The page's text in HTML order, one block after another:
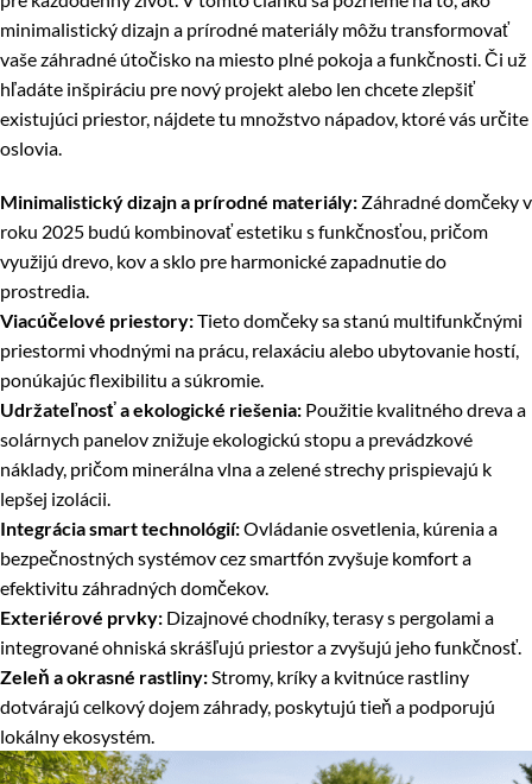
minimalistický dizajn a prírodné materiály môžu transformovať
vaše záhradné útočisko na miesto plné pokoja a funkčnosti. Či už
hľadáte inšpiráciu pre nový projekt alebo len chcete zlepšiť
existujúci priestor, nájdete tu množstvo nápadov, ktoré vás určite
oslovia.
Minimalistický dizajn a prírodné materiály: Záhradné domčeky v
roku 2025 budú kombinovať estetiku s funkčnosťou, pričom
využijú drevo, kov a sklo pre harmonické zapadnutie do
prostredia.
Viacúčelové priestory:Tieto domčeky sa stanú multifunkčnými
priestormi vhodnými na prácu, relaxáciu alebo ubytovanie hostí,
ponúkajúc flexibilitu a súkromie.
Udržateľnosť a ekologické riešenia: Použitie kvalitného dreva a
solárnych panelov znižuje ekologickú stopu a prevádzkové
náklady, pričom minerálna vlna a zelené strechy prispievajú k
lepšej izolácii.
Integrácia smart technológií:Ovládanie osvetlenia, kúrenia a
bezpečnostných systémov cez smartfón zvyšuje komfort a
efektivitu záhradných domčekov.
Exteriérové prvky: Dizajnové chodníky, terasy s pergolami a
integrované ohniská skrášľujú priestor a zvyšujú jeho funkčnosť.
Zeleň a okrasné rastliny: Stromy, kríky a kvitnúce rastliny
dotvárajú celkový dojem záhrady, poskytujú tieň a podporujú
lokálny ekosystém.